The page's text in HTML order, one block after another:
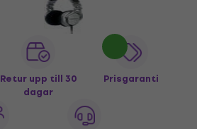
Retur upp till 30
dagar
Prisgaranti